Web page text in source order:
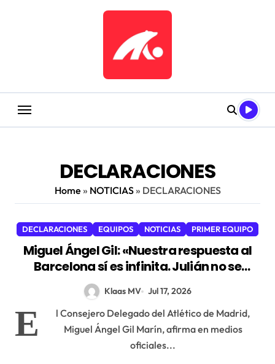
DECLARACIONES
Home » NOTICIAS» DECLARACIONES
DECLARACIONES EQUIPOS NOTICIAS PRIMER EQUIPO
Miguel Ángel Gil: «Nuestra respuesta al
Barcelona sí es infinita. Julián no se
Klaas MV Jul 17, 2026
E
l Consejero Delegado del Atlético de Madrid,
Miguel Ángel Gil Marín, afirma en medios
oficiales...